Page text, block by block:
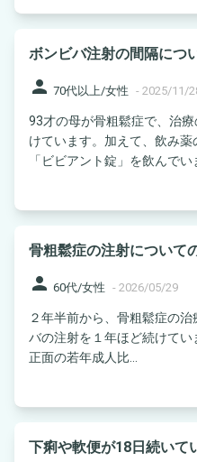
ボンビバ注射の間隔につ
person 70代以上/女性 - 2025/11/
93才の母が骨粗鬆症で、治
けています。加えて、飲み
「ビビアント錠」を飲んでい
骨粗鬆症の注射について
person 60代/女性 - 2026/05/29
２年半前から、骨粗鬆症の
バの注射を１年ほど続けていま
正面の若年成人比...
下痢や軟便が18日続いて